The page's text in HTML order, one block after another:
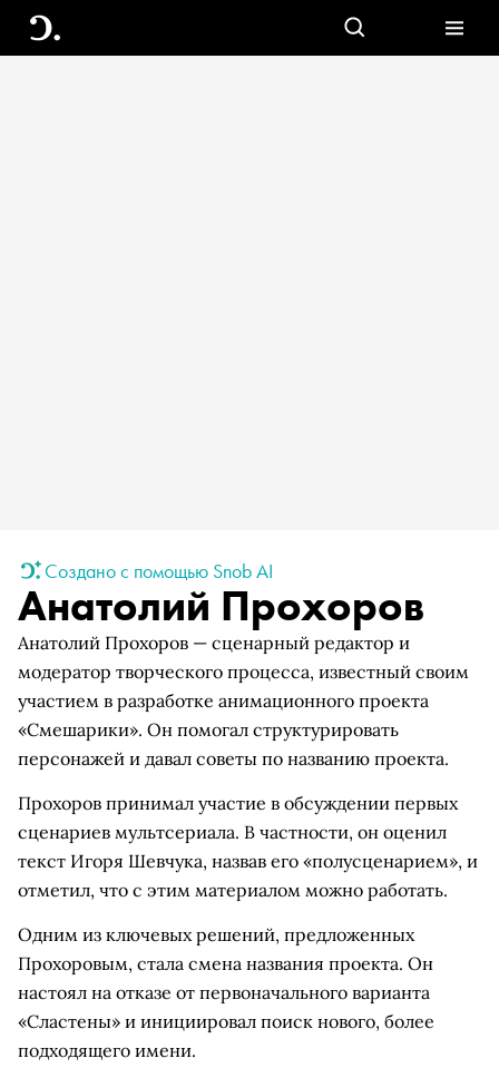
Создано с помощью Snob AI
Анатолий Прохоров
Анатолий Прохоров — сценарный редактор и
модератор творческого процесса, известный своим
участием в разработке анимационного проекта
«Смешарики». Он помогал структурировать
персонажей и давал советы по названию проекта.
Прохоров принимал участие в обсуждении первых
сценариев мультсериала. В частности, он оценил
текст Игоря Шевчука, назвав его «полусценарием», и
отметил, что с этим материалом можно работать.
Одним из ключевых решений, предложенных
Прохоровым, стала смена названия проекта. Он
настоял на отказе от первоначального варианта
«Сластены» и инициировал поиск нового, более
подходящего имени.